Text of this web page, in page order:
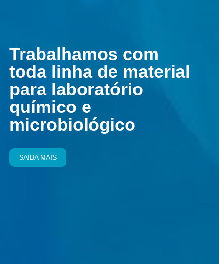
Trabalhamos com
toda linha de material
para laboratório
químico e
microbiológico
SAIBA MAIS